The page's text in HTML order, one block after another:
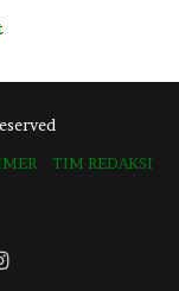
TIM REDAKSI
Instagram